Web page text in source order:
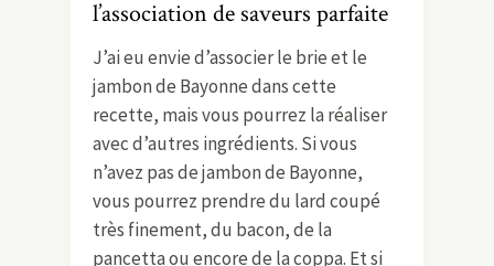
l’association de saveurs parfaite
J’ai eu envie d’associer le brie et le
jambon de Bayonne dans cette
recette, mais vous pourrez la réaliser
avec d’autres ingrédients. Si vous
n’avez pas de jambon de Bayonne,
vous pourrez prendre du lard coupé
très finement, du bacon, de la
pancetta ou encore de la coppa. Et si